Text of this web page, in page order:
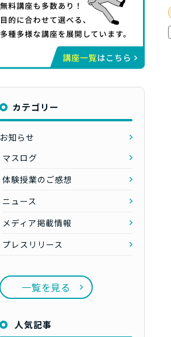
カテゴリー
お知らせ
マスログ
体験授業のご感想
ニュース
メディア掲載情報
プレスリリース
一覧を見る
人気記事